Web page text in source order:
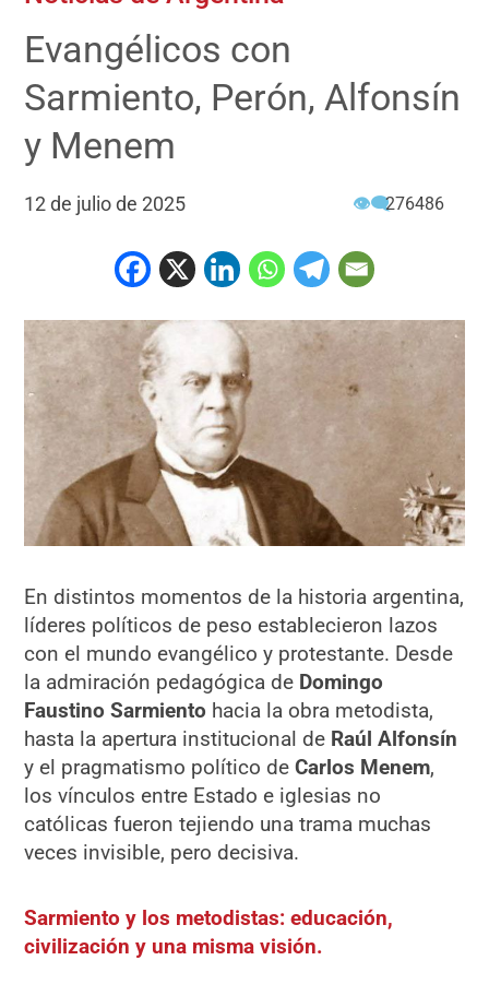
Evangélicos con
Sarmiento, Perón, Alfonsín
y Menem
12 de julio de 2025 👁‍🗨276486
En distintos momentos de la historia argentina,
líderes políticos de peso establecieron lazos
con el mundo evangélico y protestante. Desde
la admiración pedagógica de Domingo
Faustino Sarmiento hacia la obra metodista,
hasta la apertura institucional de Raúl Alfonsín
y el pragmatismo político deCarlos Menem,
los vínculos entre Estado e iglesias no
católicas fueron tejiendo una trama muchas
veces invisible, pero decisiva.
Sarmiento y los metodistas: educación,
civilización y una misma visión.